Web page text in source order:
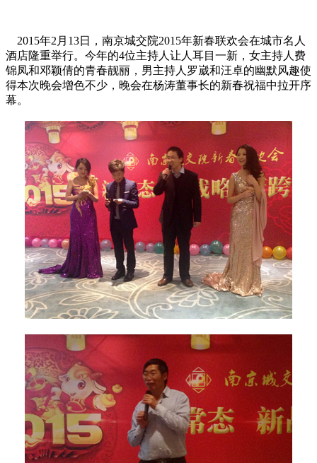
2015年2月13日，南京城交院2015年新春联欢会在城市名人
酒店隆重举行。今年的4位主持人让人耳目一新，女主持人费
锦凤和邓颖倩的青春靓丽，男主持人罗崴和汪卓的幽默风趣使
得本次晚会增色不少，晚会在杨涛董事长的新春祝福中拉开序
幕。